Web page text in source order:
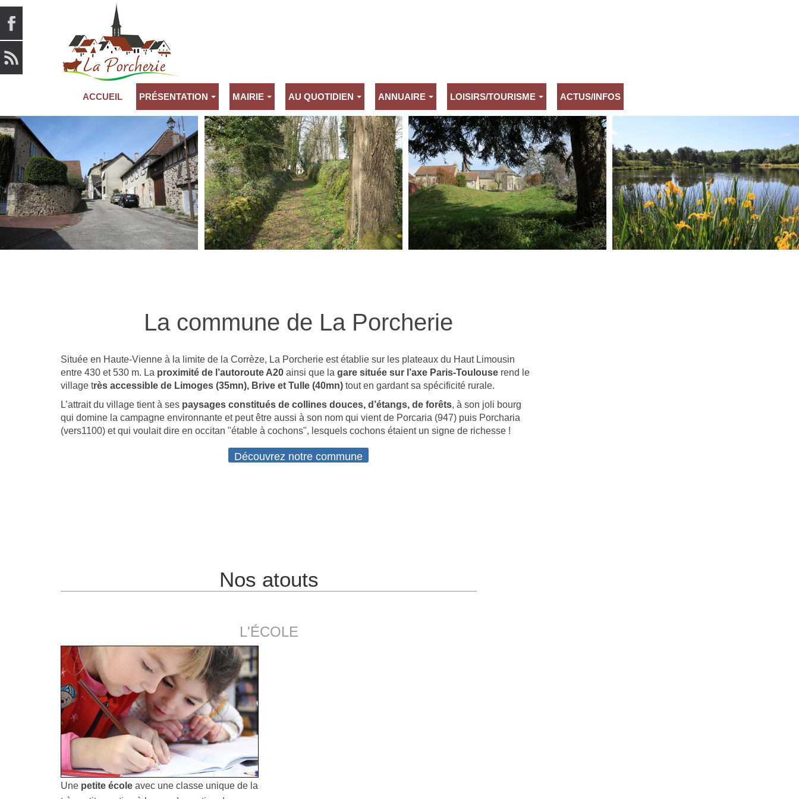
ACCUEIL PRÉSENTATION MAIRIE AU QUOTIDIEN ANNUAIRE LOISIRS/TOURISME ACTUS/INFOS
La commune de La Porcherie
Située en Haute-Vienne à la limite de la Corrèze, La Porcherie est établie sur les plateaux du Haut Limousin
entre 430 et 530 m. La proximité de l’autoroute A20 ainsi que la gare située sur l’axe Paris-Toulouse rend le
village très accessible de Limoges (35mn), Brive et Tulle (40mn) tout en gardant sa spécificité rurale.
L’attrait du village tient à ses paysages constitués de collines douces, d’étangs, de forêts, à son joli bourg
qui domine la campagne environnante et peut être aussi à son nom qui vient de Porcaria (947) puis Porcharia
(vers1100) et qui voulait dire en occitan "étable à cochons", lesquels cochons étaient un signe de richesse !
Découvrez notre commune
Nos atouts
L'ÉCOLE
Une petite école avec une classe unique de la